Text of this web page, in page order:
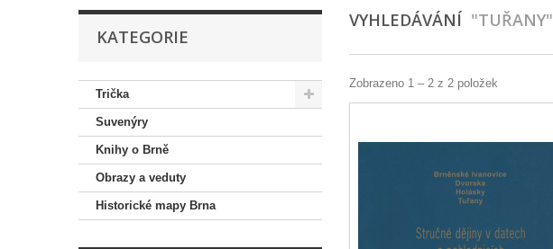
KATEGORIE
Trička
Suvenýry
Knihy o Brně
Obrazy a veduty
Historické mapy Brna
VYHLEDÁVÁNÍ "TUŘANY"
Zobrazeno 1 – 2 z 2 položek